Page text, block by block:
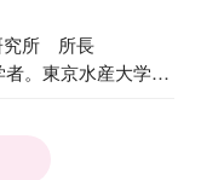
究所 所長
。東京水産大学卒